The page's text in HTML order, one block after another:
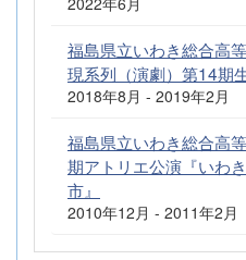
福島県立いわき総合高
現系列（演劇）第14期
2018年8月 - 2019年2月
福島県立いわき総合高
期アトリエ公演『いわ
市』
2010年12月 - 2011年2月